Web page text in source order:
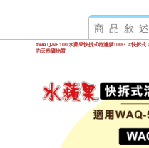
商品敘述